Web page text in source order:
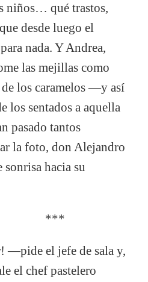
niños… qué trastos,
desde luego el
nada. Y Andrea,
las mejillas como
de los caramelos —y así
los sentados a aquella
pasado tantos
la foto, don Alejandro
hacia su
—pide el jefe de sala y,
el chef pastelero